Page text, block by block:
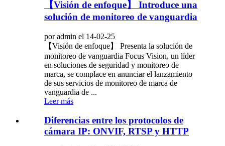
【Visión de enfoque】 Introduce una
solución de monitoreo de vanguardia
por admin el 14-02-25
【Visión de enfoque】 Presenta la solución de
monitoreo de vanguardia Focus Vision, un líder
en soluciones de seguridad y monitoreo de
marca, se complace en anunciar el lanzamiento
de sus servicios de monitoreo de marca de
vanguardia de ...
Leer más
Diferencias entre los protocolos de
cámara IP: ONVIF, RTSP y HTTP